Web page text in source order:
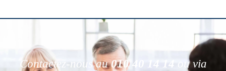
Contactez-nous au010 40 14 14
ou via